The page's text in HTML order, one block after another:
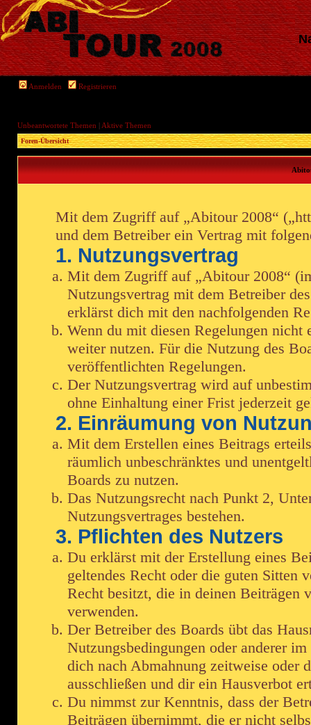
Anmelden Registrieren
Unbeantwortete Themen | Aktive Themen
Foren-Übersicht
Mit dem Zugriff auf „Abitour 2008“
und dem Betreiber ein Vertrag mit
1. Nutzungsvertrag
Mit dem Zugriff auf „Abitour 2008“
Nutzungsvertrag mit dem Betreiber
erklärst dich mit den nachfolgenden
Wenn du mit diesen Regelungen
weiter nutzen. Für die Nutzung des
veröffentlichten Regelungen.
Der Nutzungsvertrag wird auf
ohne Einhaltung einer Frist jederzeit
2. Einräumung von
Mit dem Erstellen eines Beitrags
räumlich unbeschränktes und
Boards zu nutzen.
Das Nutzungsrecht nach Punkt 2,
Nutzungsvertrages bestehen.
3. Pflichten des Nutzers
Du erklärst mit der Erstellung eines
geltendes Recht oder die guten Sitten
Recht besitzt, die in deinen Beiträgen
verwenden.
Der Betreiber des Boards übt das
Nutzungsbedingungen oder anderer
dich nach Abmahnung zeitweise oder
ausschließen und dir ein Hausverbot
Du nimmst zur Kenntnis, dass der
Beiträgen übernimmt, die er nicht